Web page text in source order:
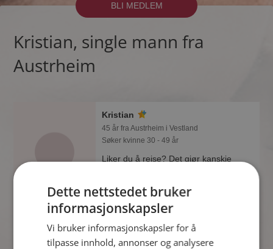
BLI MEDLEM
Kristian, single mann fra
Austrheim
Kristian
45 år fra Austrheim i Vestland
Søker kvinne 30 - 49 år
Liker du å reise? Det gjør kanskje
spennende fakta.
Dette nettstedet bruker
informasjonskapsler
Vi bruker informasjonskapsler for å
tilpasse innhold, annonser og analysere